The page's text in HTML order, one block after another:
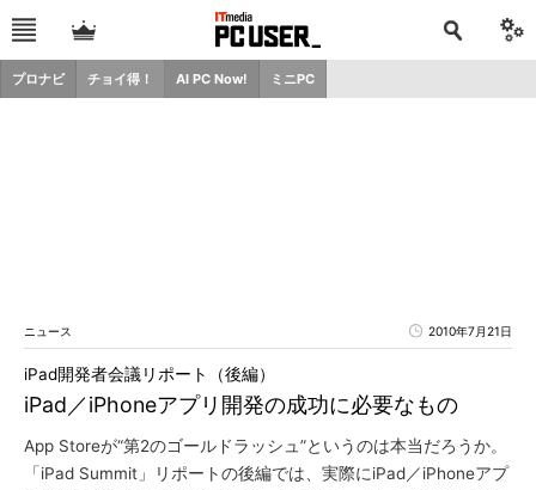
プロナビ チョイ得！ AI PC Now! ミニPC
ニュース 2010年7月21日
iPad／iPhoneアプリ開発の成功に必要なもの
iPad開発者会議リポート（後編）
App Storeが“第2のゴールドラッシュ”というのは本当だろうか。
「iPad Summit」リポートの後編では、実際にiPad／iPhoneアプ